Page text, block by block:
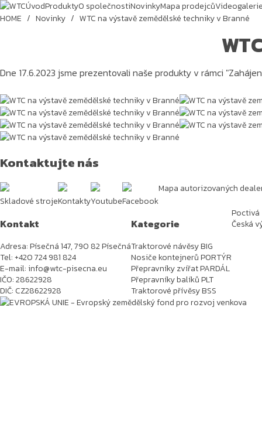
ÚvodProduktyO společnostiNovinkyMapa prodejců
HOME / Novinky / WTC na výstavě zemědělské techniky v Branné
Dne 17.6.2023 jsme prezentovali naše produkty v rámci
Kontaktujte nás
Skladové strojeKontaktyYoutubeFacebook
Mapa autorizovaných
Kontakt
Adresa: Písečná 147, 790 82 Písečná
Tel: +420 724 981 824
E-mail: info@wtc-pisecna.eu
IČO: 28622928
DIČ: CZ28622928
Kategorie
Traktorové návěsy BIG
Nosiče kontejnerů PORTÝR
Přepravníky zvířat PARDÁL
Přepravníky balíků PLT
Traktorové přívěsy BSS
Poctivá
Česká